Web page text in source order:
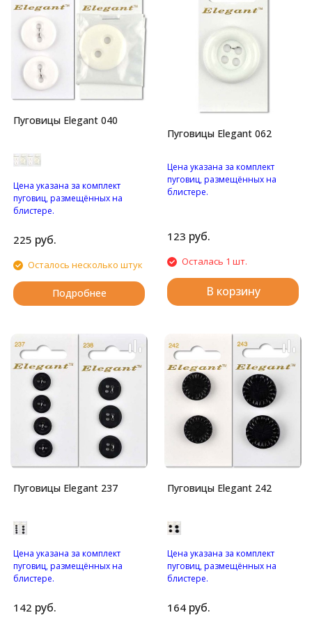
Пуговицы Elegant 040
Цена указана за комплект
пуговиц, размещённых на
блистере.
отверстиями.
225 руб.
Осталось несколько штук
Подробнее
Пуговицы Elegant 062
Цена указана за комплект
пуговиц, размещённых на
блистере.
123 руб.
Осталась 1 шт.
В корзину
Пуговицы Elegant 237
Цена указана за комплект
пуговиц, размещённых на
блистере.
отверстиями.
142 руб.
Пуговицы Elegant 242
Цена указана за комплект
пуговиц, размещённых на
блистере.
164 руб.